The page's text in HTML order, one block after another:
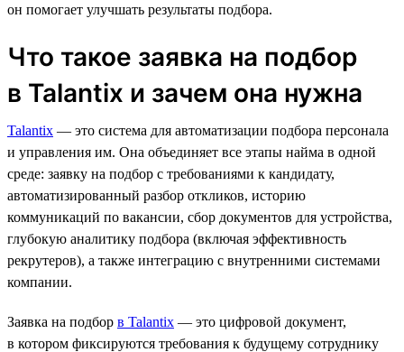
он помогает улучшать результаты подбора.
Что такое заявка на подбор
в Talantix и зачем она нужна
Talantix — это система для автоматизации подбора персонала
и управления им. Она объединяет все этапы найма в одной
среде: заявку на подбор с требованиями к кандидату,
автоматизированный разбор откликов, историю
коммуникаций по вакансии, сбор документов для устройства,
глубокую аналитику подбора (включая эффективность
рекрутеров), а также интеграцию с внутренними системами
компании.
Заявка на подбор в Talantix — это цифровой документ,
в котором фиксируются требования к будущему сотруднику